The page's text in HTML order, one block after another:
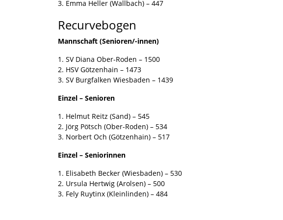
3. Emma Heller (Wallbach) – 447
Recurvebogen
Mannschaft (Senioren/-innen)
1. SV Diana Ober-Roden – 1500
2. HSV Götzenhain – 1473
3. SV Burgfalken Wiesbaden – 1439
Einzel – Senioren
1. Helmut Reitz (Sand) – 545
2. Jörg Pötsch (Ober-Roden) – 534
3. Norbert Och (Götzenhain) – 517
Einzel – Seniorinnen
1. Elisabeth Becker (Wiesbaden) – 530
2. Ursula Hertwig (Arolsen) – 500
3. Fely Ruytinx (Kleinlinden) – 484